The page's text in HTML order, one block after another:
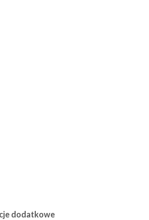
dodatkowe